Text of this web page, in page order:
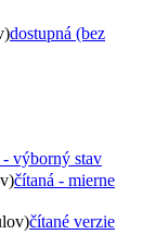
dostupná (bez
- výborný stav
čítaná - mierne
čítané verzie